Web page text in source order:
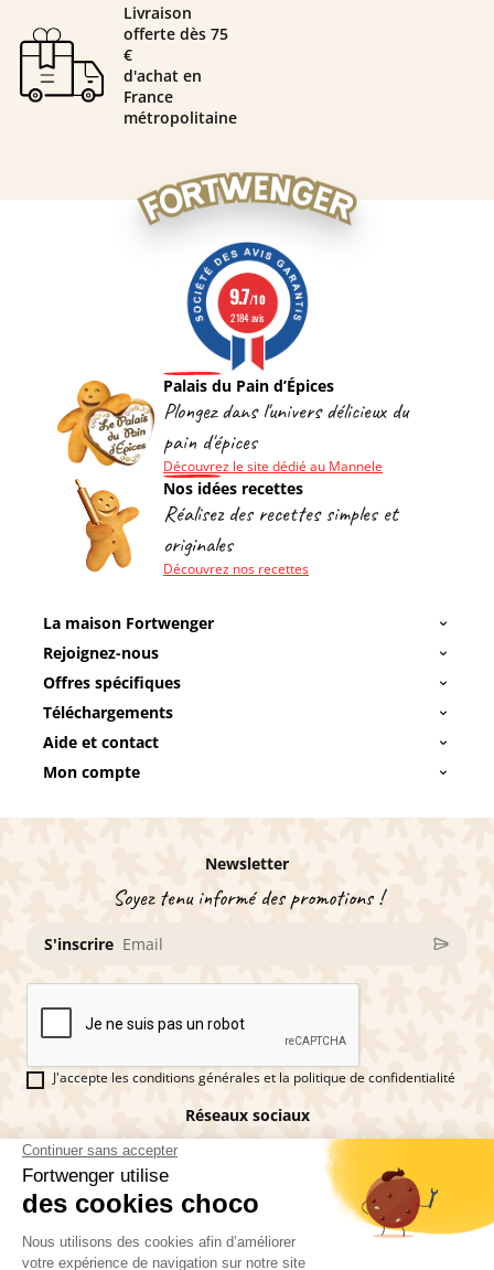
Livraison
offerte dès 75
€
d'achat en
France
métropolitaine
Palais du Pain d’Épices
Plongez dans l'univers délicieux du
pain d'épices
Découvrez le site dédié au Mannele
9.7/10
2184 avis
Nos idées recettes
Réalisez des recettes simples et
originales
Découvrez nos recettes
La maison Fortwenger
Rejoignez-nous
Offres spécifiques
Téléchargements
Aide et contact
Mon compte
Newsletter
Soyez tenu informé des promotions !
S'inscrire
J'accepte les conditions générales et la politique de confidentialité
Réseaux sociaux
Vous êtes fan de pains d'épices ?
Fortwenger ©2026